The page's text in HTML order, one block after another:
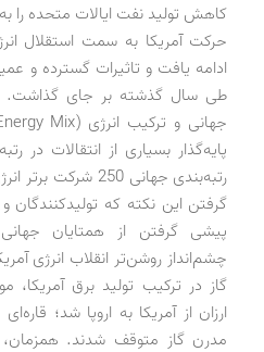
کاهش تولید نفت ایالات متحده را
حرکت آمریکا به سمت استقلال
ادامه یافت و تاثیرات گسترده و
طی سال گذشته بر جای گذاشت.
پایه‌گذار بسیاری از انتقالات
رتبه‌بندی جهانی
گرفتن این نکته که تولیدکنندگان
پیشی گرفتن از همتایان
چشم‌انداز روشن‌تر انقلاب انرژی
گاز در ترکیب تولید برق
ارزان از آمریکا به اروپا شد؛
مدرن گاز متوقف شدند.